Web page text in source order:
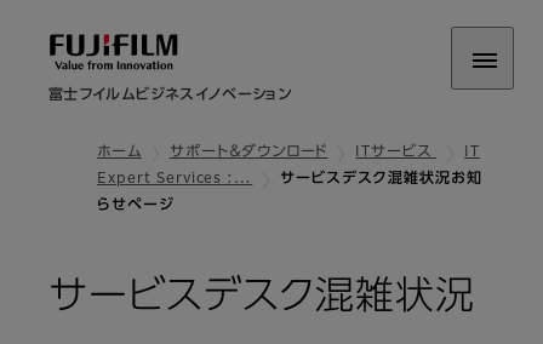
富士フイルムビジネスイノベーション
ホーム サポート＆ダウンロード ITサービス
Expert Services :…
サービスデスク混雑状況お知
らせページ
サービスデスク混雑状況